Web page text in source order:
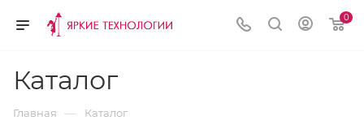
0
Каталог
Главная — Каталог